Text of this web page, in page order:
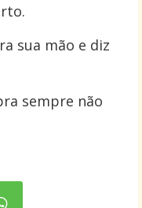
sua mão e diz
sempre não